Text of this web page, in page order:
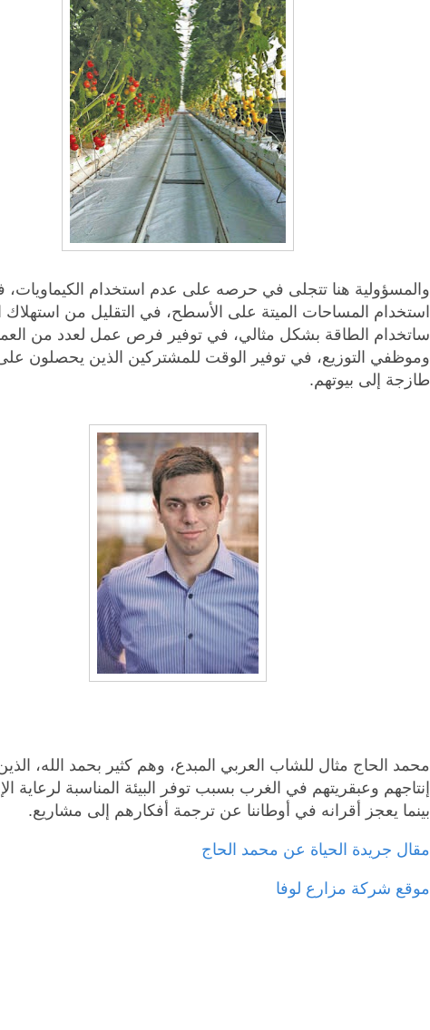
والمسؤولية هنا تتجلى في حرصه على عدم استخدام
استخدام المساحات الميتة على الأسطح، في التقليل من استهلاك
ساتخدام الطاقة بشكل مثالي، في توفير فرص عمل لعدد من
وموظفي التوزيع، في توفير الوقت للمشتركين الذين يحصلون
طازجة إلى بيوتهم.
محمد الحاج مثال للشاب العربي المبدع، وهم كثير بحمد الله،
إنتاجهم وعبقريتهم في الغرب بسبب توفر البيئة المناسبة لرعاية
بينما يعجز أقرانه في أوطاننا عن ترجمة أفكارهم إلى مشاريع.
مقال جريدة الحياة عن محمد الحاج
موقع شركة مزارع لوفا